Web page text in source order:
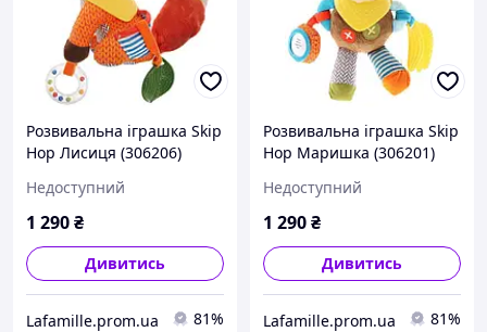
Розвивальна іграшка Skip
Hop Лисиця (306206)
Недоступний
1 290₴
Дивитись
Lafamille.prom.ua 81%
Розвивальна іграшка Skip
Hop Маришка (306201)
Недоступний
1 290₴
Дивитись
Lafamille.prom.ua 81%